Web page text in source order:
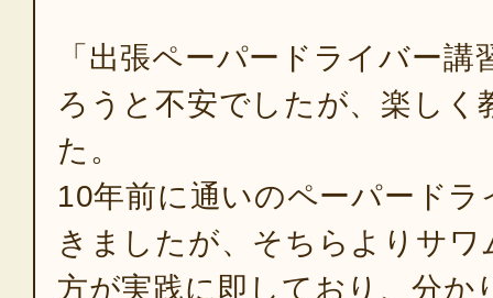
「出張ペーパードライバー
ろうと不安でしたが、楽しく
た。
10年前に通いのペーパード
きましたが、そちらよりサ
方が実践に即しており、分か